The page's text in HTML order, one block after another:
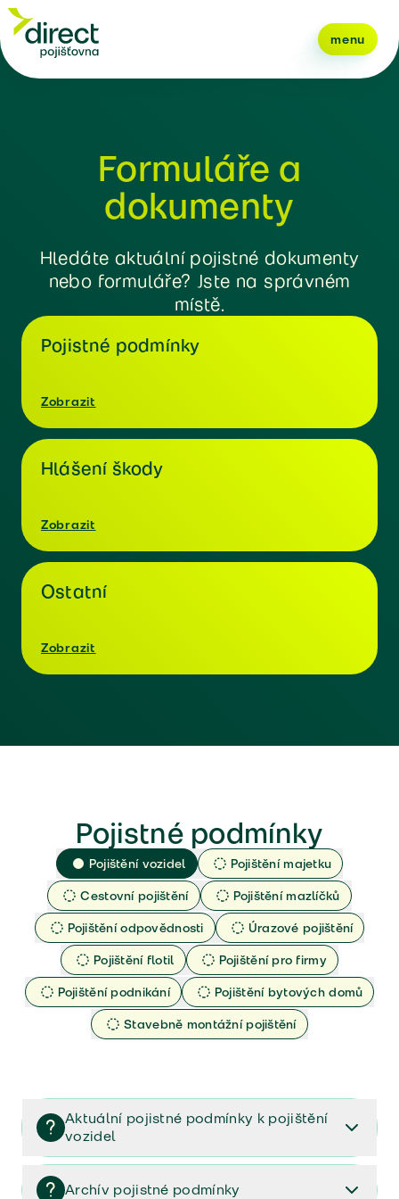
menu
Formuláře a
dokumenty
Hledáte aktuální pojistné dokumenty
nebo formuláře? Jste na správném
místě.
Pojistné podmínky
Zobrazit
Hlášení škody
Zobrazit
Ostatní
Zobrazit
Pojistné podmínky
Pojištění vozidel
Pojištění majetku
Cestovní pojištění
Pojištění mazlíčků
Pojištění odpovědnosti
Úrazové pojištění
Pojištění flotil
Pojištění pro firmy
Pojištění podnikání
Pojištění bytových domů
Stavebně montážní pojištění
Aktuální pojistné podmínky k pojištění
vozidel
Pojištění vozidel/Pojistné podmínky a vše důležité ke
smlouvě (PDF)
Archív pojistné podmínky